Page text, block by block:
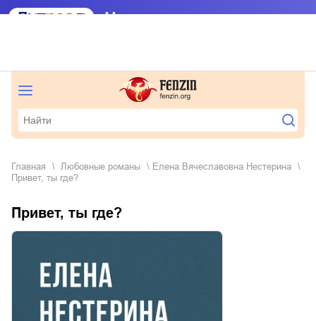
Главная любовные романы
Елена Вячеславовна Нестерина
Привет, ты где?
Привет, ты где?